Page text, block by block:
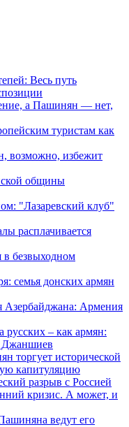
Весь путь
а Пашинян — нет,
туристам как
возможно, избежит
общины
"Лазаревский клуб"
расплачивается
безвыходном
семья донских армян
Азербайджана: Армения
– как армян:
Джаншиев
торгует исторической
капитуляцию
разрыв с Россией
кризис. А может, и
ведут его